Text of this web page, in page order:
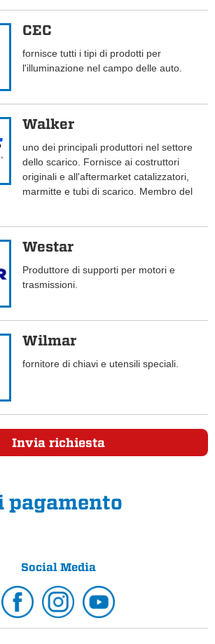
CEC
fornisce tutti i tipi di prodotti per
l'illuminazione nel campo delle auto.
Walker
uno dei principali produttori nel settore
dello scarico. Fornisce ai costruttori
originali e all'aftermarket catalizzatori,
marmitte e tubi di scarico. Membro del
Westar
Produttore di supporti per motori e
trasmissioni.
Wilmar
fornitore di chiavi e utensili speciali.
Invia richiesta
pagamento
Social Media